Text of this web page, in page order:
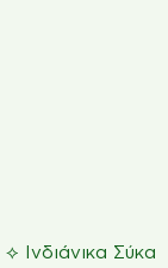
⟡ Ινδιάνικα Σύκα